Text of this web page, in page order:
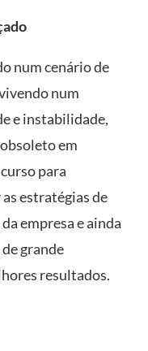
num cenário de
num
e instabilidade,
em
para
estratégias de
empresa e ainda
grande
resultados.